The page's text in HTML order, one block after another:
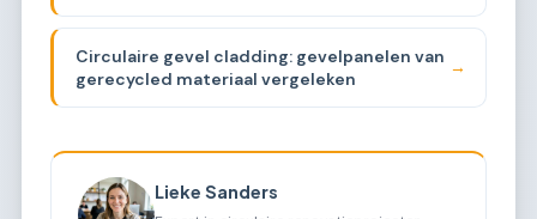
Circulaire gevel cladding: gevelpanelen van
gerecycled materiaal vergeleken
→
Lieke Sanders